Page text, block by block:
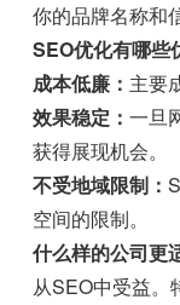
你的品牌名称和
SEO优化有哪些
成本低廉： 主要
效果稳定：一旦
获得展现机会。
不受地域限制：
空间的限制。
什么样的公司更
从SEO中受益。